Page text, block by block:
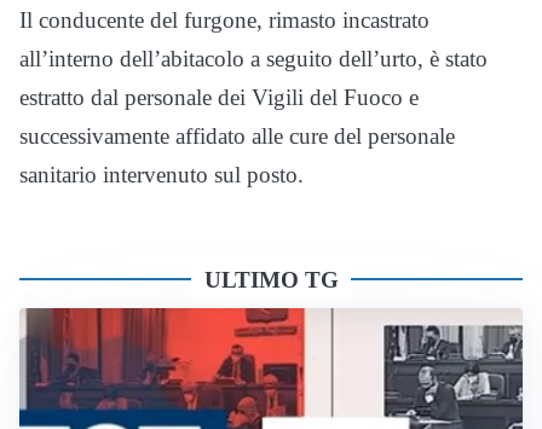
Il conducente del furgone, rimasto incastrato
all’interno dell’abitacolo a seguito dell’urto, è stato
estratto dal personale dei Vigili del Fuoco e
successivamente affidato alle cure del personale
sanitario intervenuto sul posto.
ULTIMO TG